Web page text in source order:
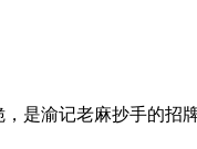
联系我们
是渝记老麻抄手的招